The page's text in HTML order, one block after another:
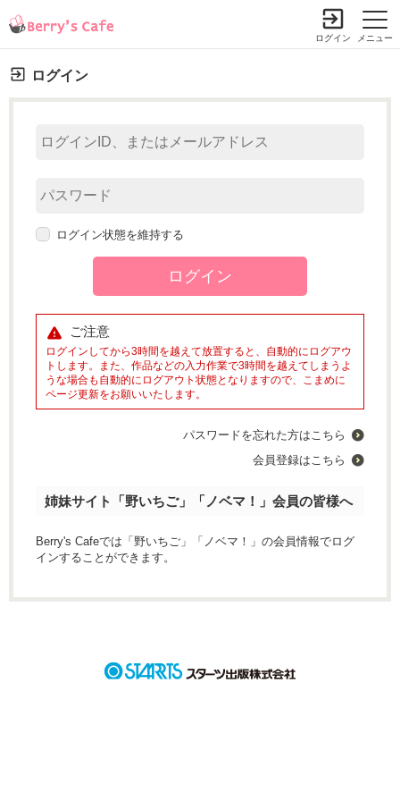
メニュー
ログイン
ログイン
ログイン状態を維持する
ご注意
ログインしてから3時間を越えて放置すると、自動的にログアウ
トします。また、作品などの入力作業で3時間を越えてしまうよ
うな場合も自動的にログアウト状態となりますので、こまめに
ページ更新をお願いいたします。
パスワードを忘れた方はこちら
会員登録はこちら
姉妹サイト「野いちご」「ノベマ！」会員の皆様へ
Berry's Cafeでは「野いちご」「ノベマ！」の会員情報でログ
インすることができます。